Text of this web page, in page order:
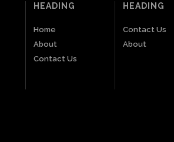
HEADING
Home
About
Contact Us
HEADING
Contact Us
About